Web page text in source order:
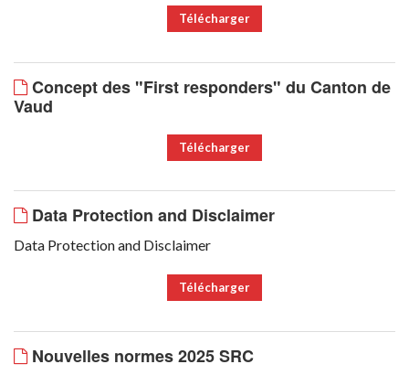
Télécharger
Concept des "First responders" du Canton de
Vaud
Télécharger
Data Protection and Disclaimer
Data Protection and Disclaimer
Télécharger
Nouvelles normes 2025 SRC